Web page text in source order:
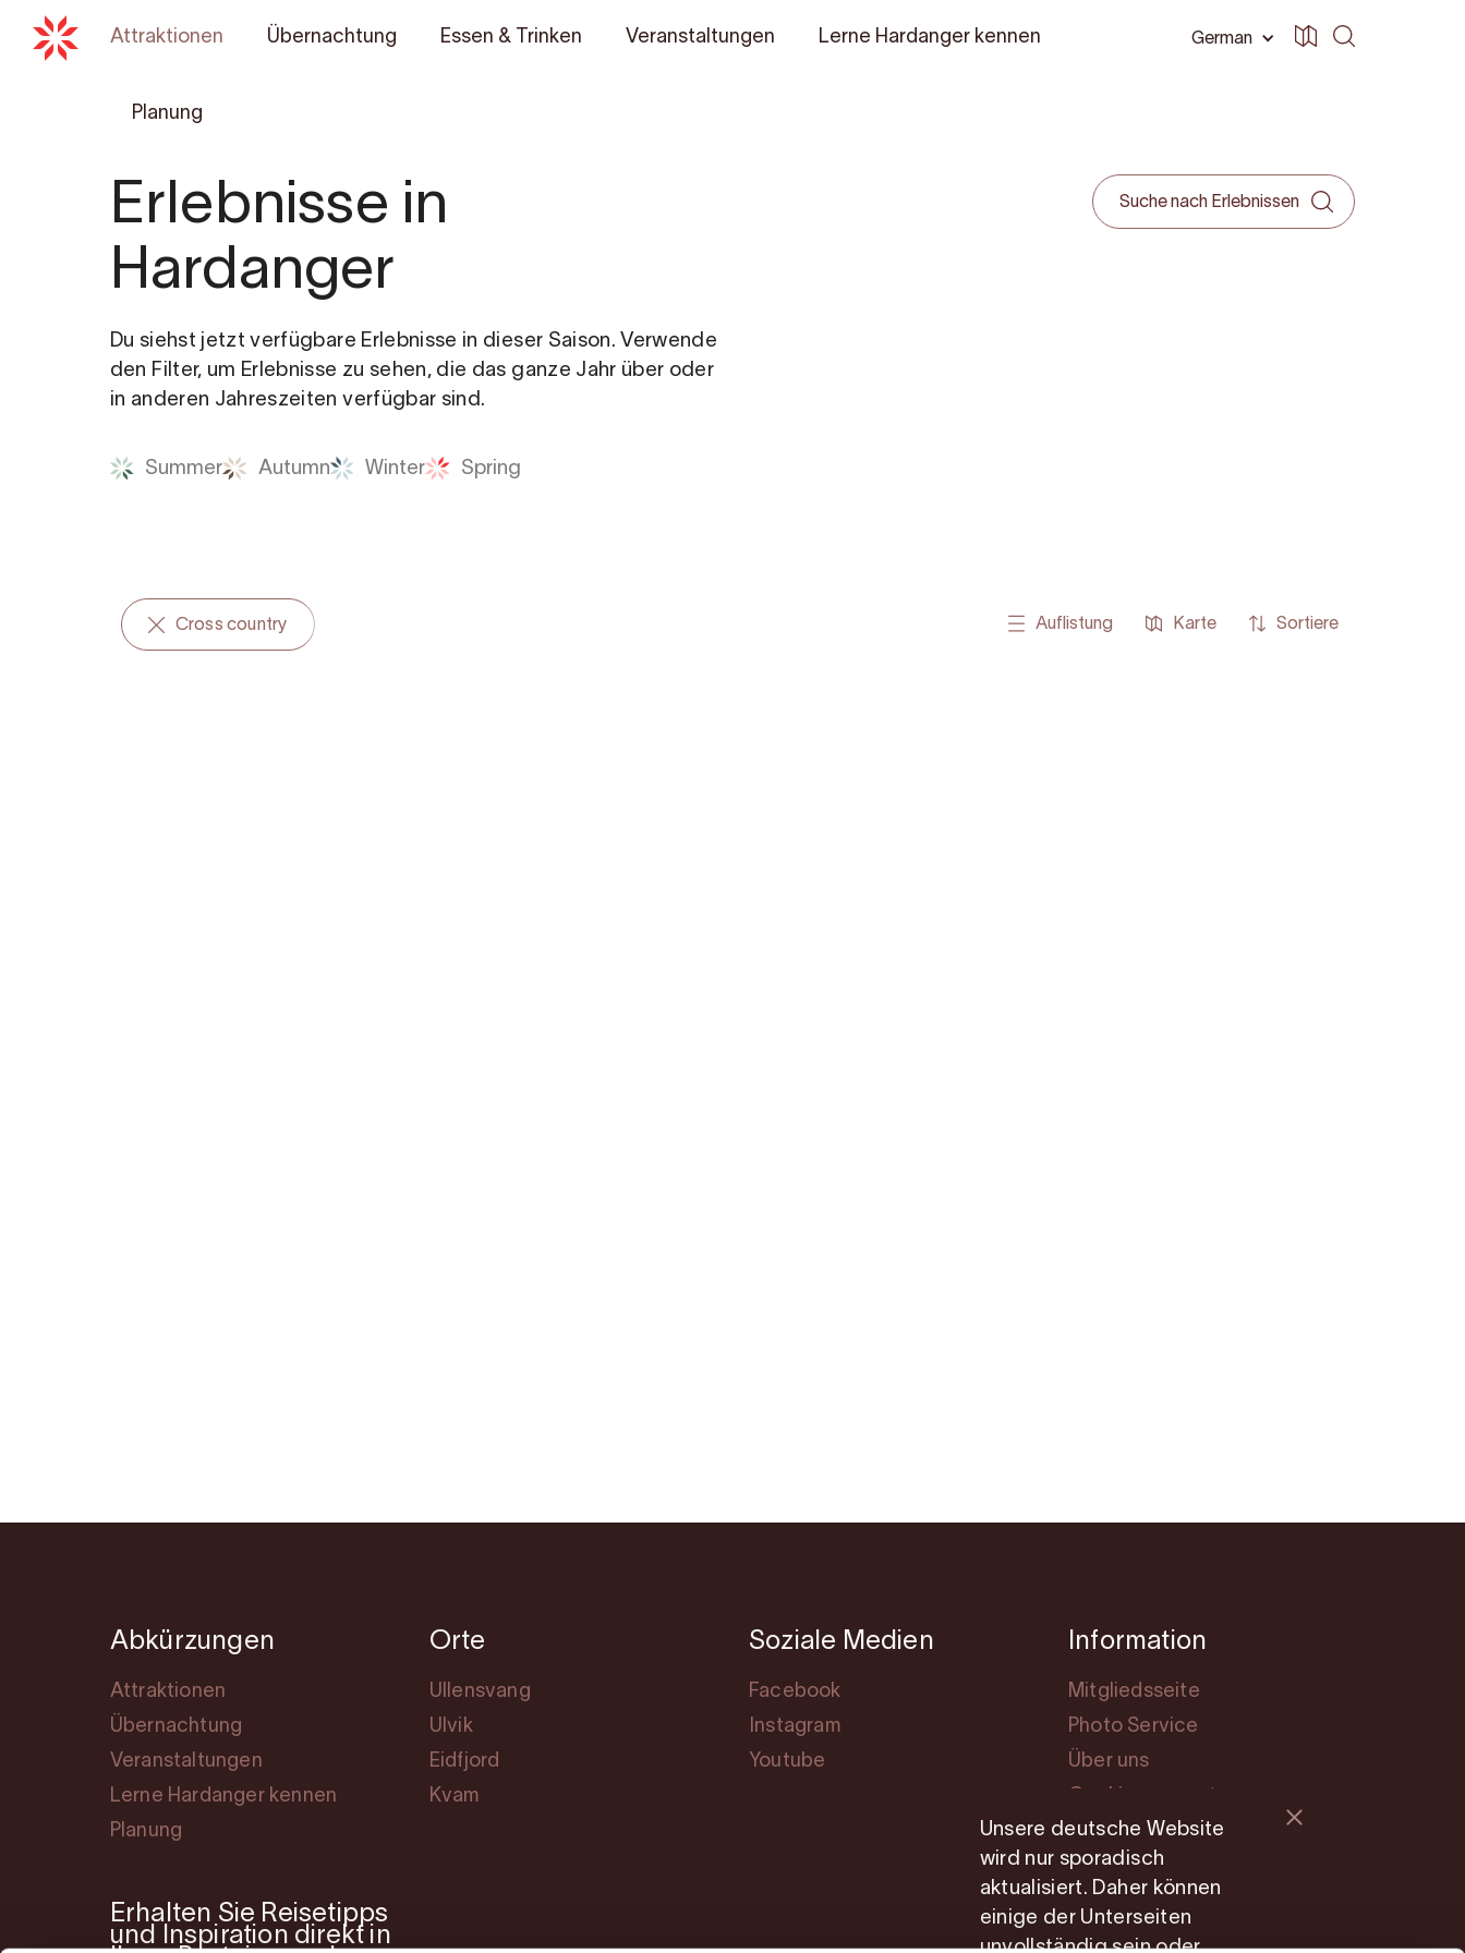
German
Attraktionen Übernachtung Essen & Trinken Veranstaltungen Lerne Hardanger kennen
Planung
Erlebnisse in
Hardanger
Du siehst jetzt verfügbare Erlebnisse in dieser Saison. Verwende
den Filter, um Erlebnisse zu sehen, die das ganze Jahr über oder
in anderen Jahreszeiten verfügbar sind.
Summer Autumn Winter Spring
Cross country Auflistung Karte Sortiere
Unsere deutsche Website
wird nur sporadisch
aktualisiert. Daher können
einige der Unterseiten
unvollständig sein oder
Abkürzungen
Attraktionen
Übernachtung
Veranstaltungen
Lerne Hardanger kennen
Planung
Orte
Ullensvang
Ulvik
Eidfjord
Kvam
Soziale Medien
Facebook
Instagram
Youtube
Information
Mitgliedsseite
Photo Service
Über uns
Erhalten Sie Reisetipps
und Inspiration direkt in